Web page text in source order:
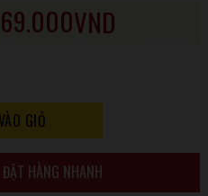
VND
GIỎ
ĐẶT HÀNG NHANH